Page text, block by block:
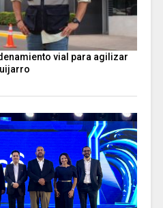
vial para agilizar